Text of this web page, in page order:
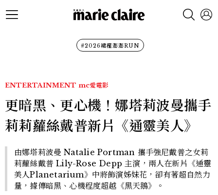
#2026裙襬澎澎RUN
ENTERTAINMENT mc愛電影
更暗黑、更心機！娜塔莉波曼攜手
莉莉蘿絲戴普新片《通靈美人》
由娜塔莉波曼 Natalie Portman 攜手強尼戴普之女莉
莉蘿絲戴普 Lily-Rose Depp 主演，兩人在新片《通靈
美人Planetarium》中將飾演姊妹花，卻有著超自然力
量，據傳暗黑、心機程度超越《黑天鵝》。